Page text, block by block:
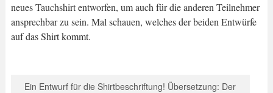
neues Tauchshirt entworfen, um auch für die anderen Teilnehmer
ansprechbar zu sein. Mal schauen, welches der beiden Entwürfe
auf das Shirt kommt.
Ein Entwurf für die Shirtbeschriftung! Übersetzung: Der